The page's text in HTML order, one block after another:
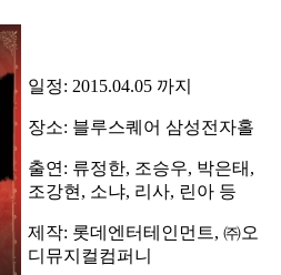
일정: 2015.04.05 까지
장소: 블루스퀘어 삼성전자홀
출연: 류정한, 조승우, 박은태,
조강현, 소냐, 리사, 린아 등
제작: 롯데엔터테인먼트, ㈜오
디뮤지컬컴퍼니